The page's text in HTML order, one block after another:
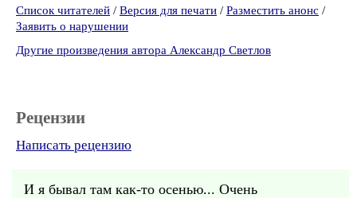
Список читателей / Версия для печати / Разместить анонс /
Заявить о нарушении
Другие произведения автора Александр Светлов
Рецензии
Написать рецензию
И я бывал там как-то осенью... Очень